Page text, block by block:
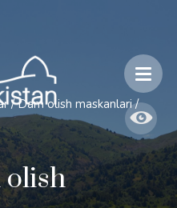
/ Dam olish maskanlari /
olish